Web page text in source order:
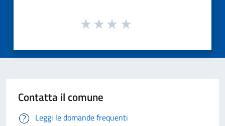
Contatta il comune
Leggi le domande frequenti